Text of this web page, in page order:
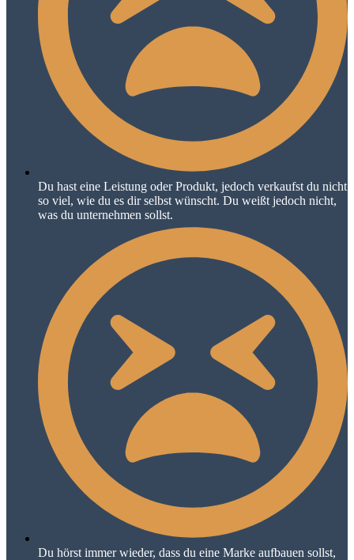
Du hast eine Leistung oder Produkt, jedoch verkaufst du nicht
so viel, wie du es dir selbst wünscht. Du weißt jedoch nicht,
was du unternehmen sollst.
Du hörst immer wieder, dass du eine Marke aufbauen sollst,